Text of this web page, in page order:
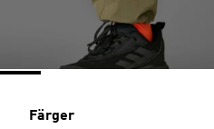
Färger